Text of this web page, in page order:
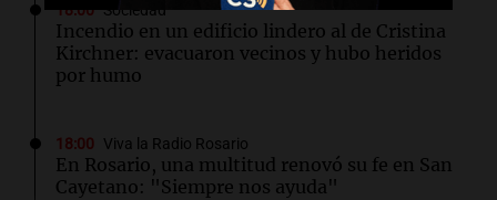
18:00 Sociedad
Incendio en un edificio lindero al de Cristina
Kirchner: evacuaron vecinos y hubo heridos
por humo
18:00 Viva la Radio Rosario
En Rosario, una multitud renovó su fe en San
Cayetano: "Siempre nos ayuda"